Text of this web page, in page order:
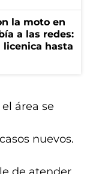
la moto en
a las redes:
licenica hasta
área se
nuevos.